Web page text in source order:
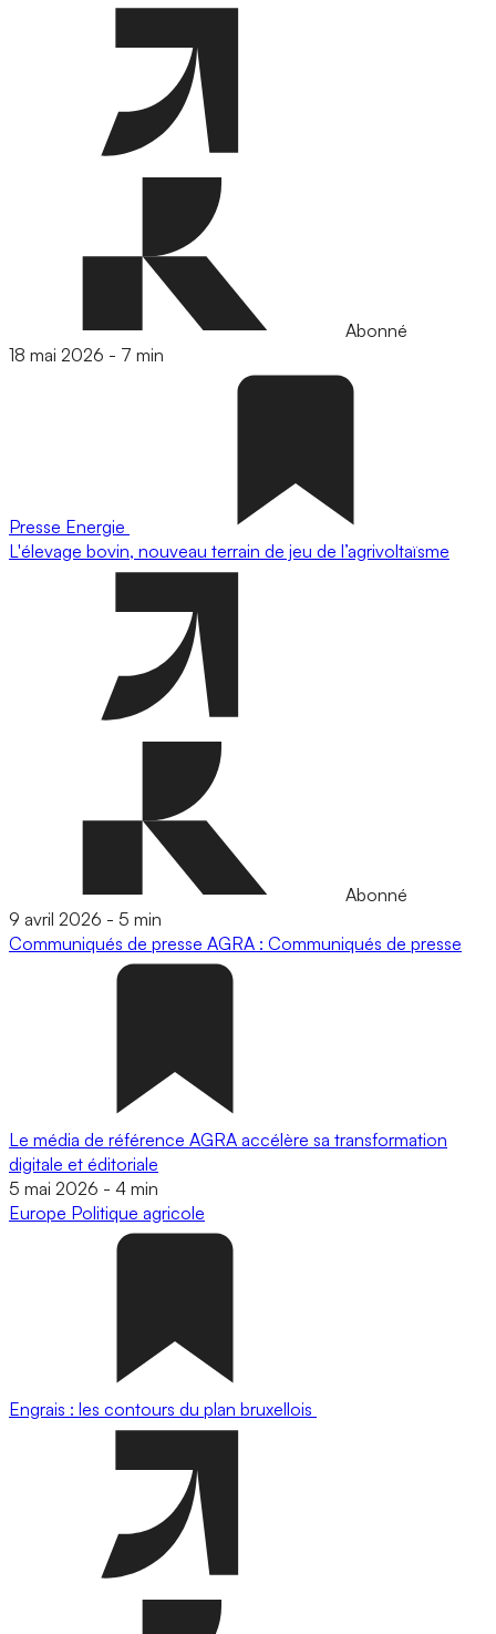
Abonné
18 mai 2026 - 7 min
Presse Energie
L'élevage bovin, nouveau terrain de jeu de l’agrivoltaïsme
Abonné
9 avril 2026 - 5 min
Communiqués de presse AGRA : Communiqués de presse
Le média de référence AGRA accélère sa transformation
digitale et éditoriale
5 mai 2026 - 4 min
Europe Politique agricole
Engrais : les contours du plan bruxellois